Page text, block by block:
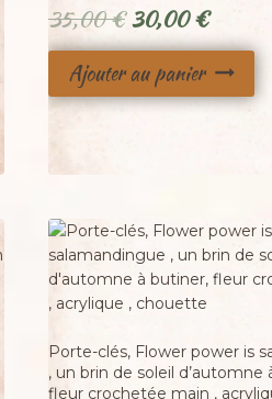
35,00€ Le
prix
initial
était :
30,00€Le
prix
actuel
est :
Ajouter au panier
Adopté
Porte-clés, Flower power is
, un brin de soleil d’automne
fleur crochetée main ,